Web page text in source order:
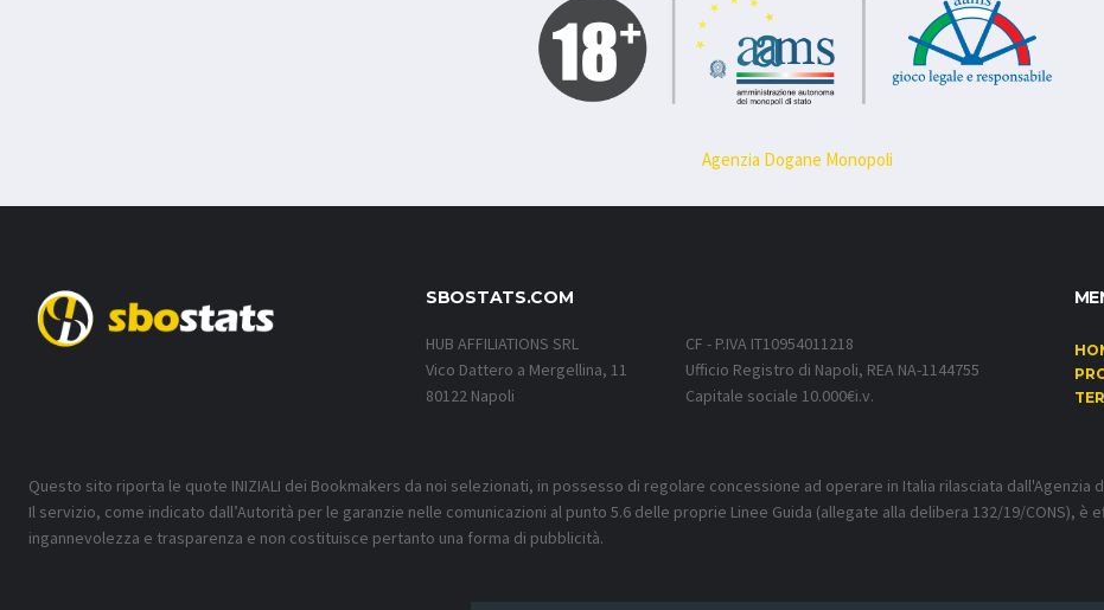
Agenzia Dogane Monopoli
SBOSTATS.COM
HUB AFFILIATIONS SRL
Vico Dattero a Mergellina, 11
80122 Napoli
CF - P.IVA IT10954011218
Ufficio Registro di Napoli, REA NA-1144755
Capitale sociale 10.000€i.v.
Questo sito riporta le quote INIZIALI dei Bookmakers da noi selezionati, in possesso di regolare concessione ad operare in Italia rilasciata dall'Agenzia
Il servizio, come indicato dall’Autorità per le garanzie nelle comunicazioni al punto 5.6 delle proprie Linee Guida (allegate alla delibera 132/19/CONS),
ingannevolezza e trasparenza e non costituisce pertanto una forma di pubblicità.